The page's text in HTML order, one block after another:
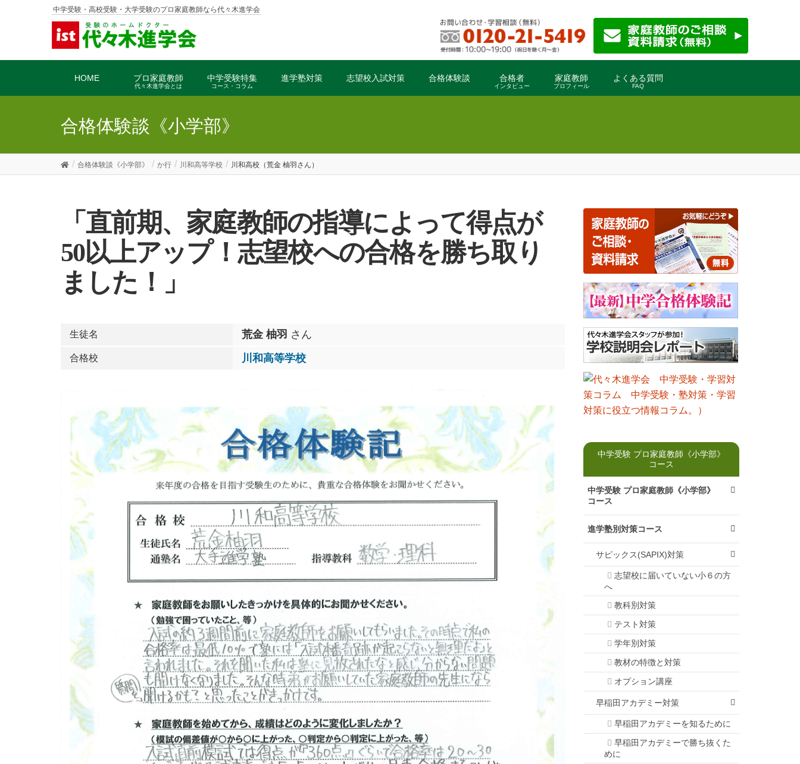
中学受験・高校受験・大学受験のプロ家庭教師なら代々木進学会
HOME プロ家庭教師
代々木進学会とは
中学受験特集
コース・コラム
進学塾対策 志望校入試対策 合格体験談 合格者
インタビュー
家庭教師
プロフィール
よくある質問
FAQ
合格体験談《小学部》
合格体験談《小学部》 か行 川和高等学校 川和高校（荒金 柚羽さん）
「直前期、家庭教師の指導によって得点が
50以上アップ！志望校への合格を勝ち取り
ました！」
生徒名 荒金 柚羽 さん
合格校 川和高等学校
中学受験 プロ家庭教師《小学部》
コース
中学受験 プロ家庭教師《小学部》
コース
進学塾別対策コース
サピックス(SAPIX)対策
志望校に届いていない小６の方
へ
教科別対策
テスト対策
学年別対策
教材の特徴と対策
オプション講座
早稲田アカデミー対策
早稲田アカデミーを知るために
早稲田アカデミーで勝ち抜くた
めに